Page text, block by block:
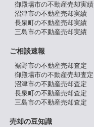
御殿場市の不動産売却実績
沼津市の不動産売却実績
長泉町の不動産売却実績
三島市の不動産売却実績
ご相談速報
裾野市の不動産売却査定
御殿場市の不動産売却査定
沼津市の不動産売却査定
長泉町の不動産売却査定
三島市の不動産売却査定
売却の豆知識